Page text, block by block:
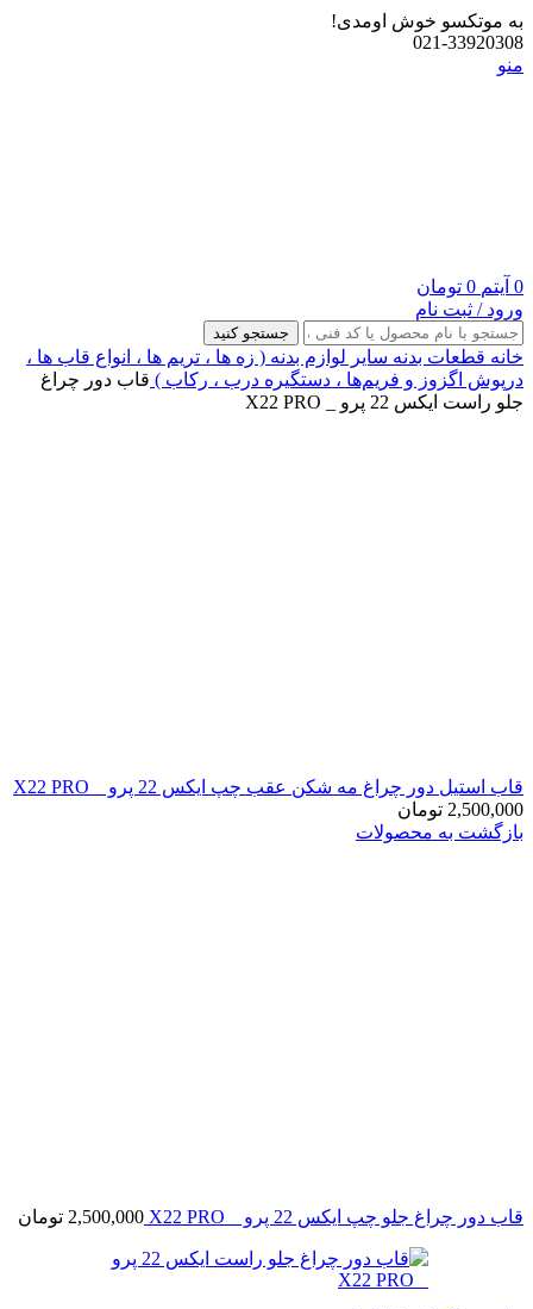
به موتکسو خوش اومدی!
021-33920308
منو
0 آیتم 0 تومان
ورود / ثبت نام
جستجو کنید
خانه قطعات بدنه سایر لوازم بدنه ( زه ها ، تریم ها ، انواع قاب ها ،
درپوش اگزوز و فریم‌ها ، دستگیره درب ، رکاب ) قاب دور چراغ
جلو راست ایکس 22 پرو _ X22 PRO
قاب استیل دور چراغ مه شکن عقب چپ ایکس 22 پرو _ X22 PRO
2,500,000 تومان
بازگشت به محصولات
قاب دور چراغ جلو چپ ایکس 22 پرو _ X22 PRO 2,500,000 تومان